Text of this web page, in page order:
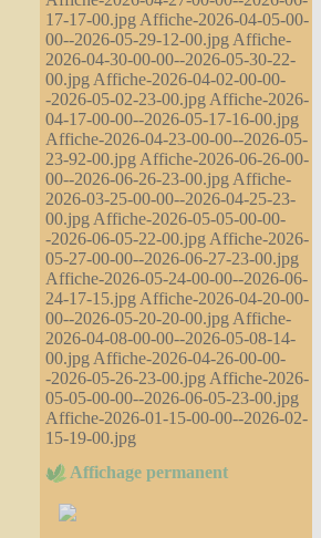
17-17-00.jpg Affiche-2026-04-05-00-
00--2026-05-29-12-00.jpg Affiche-
2026-04-30-00-00--2026-05-30-22-
00.jpg Affiche-2026-04-02-00-00-
-2026-05-02-23-00.jpg Affiche-2026-
04-17-00-00--2026-05-17-16-00.jpg
Affiche-2026-04-23-00-00--2026-05-
23-92-00.jpg Affiche-2026-06-26-00-
00--2026-06-26-23-00.jpg Affiche-
2026-03-25-00-00--2026-04-25-23-
00.jpg Affiche-2026-05-05-00-00-
-2026-06-05-22-00.jpg Affiche-2026-
05-27-00-00--2026-06-27-23-00.jpg
Affiche-2026-05-24-00-00--2026-06-
24-17-15.jpg Affiche-2026-04-20-00-
00--2026-05-20-20-00.jpg Affiche-
2026-04-08-00-00--2026-05-08-14-
00.jpg Affiche-2026-04-26-00-00-
-2026-05-26-23-00.jpg Affiche-2026-
05-05-00-00--2026-06-05-23-00.jpg
Affiche-2026-01-15-00-00--2026-02-
15-19-00.jpg
Affichage permanent